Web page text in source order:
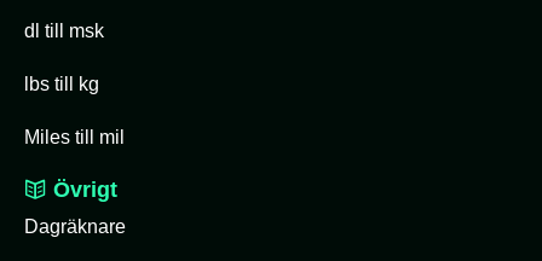
dl till msk
lbs till kg
Miles till mil
Övrigt
Dagräknare